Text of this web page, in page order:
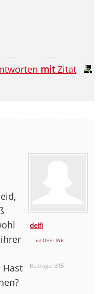
mitZitat
delfi
... ist OFFLINE
Beiträge:315
Hast